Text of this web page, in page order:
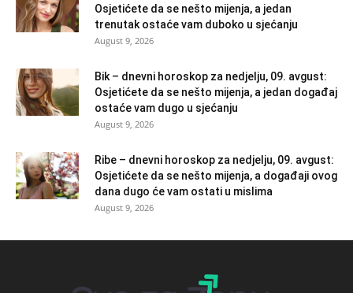
Osjetićete da se nešto mijenja, a jedan
trenutak ostaće vam duboko u sjećanju
August 9, 2026
Bik – dnevni horoskop za nedjelju, 09. avgust:
Osjetićete da se nešto mijenja, a jedan događaj
ostaće vam dugo u sjećanju
August 9, 2026
Ribe – dnevni horoskop za nedjelju, 09. avgust:
Osjetićete da se nešto mijenja, a događaji ovog
dana dugo će vam ostati u mislima
August 9, 2026